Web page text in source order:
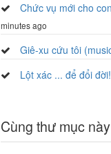
Chức vụ mới cho
minutes ago
Giê-xu cứu tôi
Lột xác ... để đổi đời!
Cùng thư mục này